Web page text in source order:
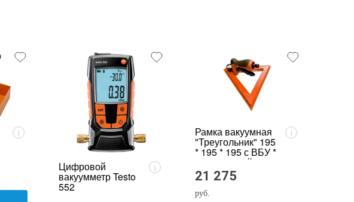
i
Цифровой
вакуумметр Testo
552
i
Рамка вакуумная
"Треугольник" 195
* 195 * 195 с ВБУ *
с подсветкой
i
21 275
руб.